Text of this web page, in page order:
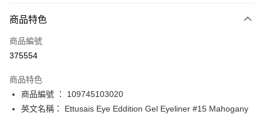
信用卡
Apple Pay
PayMe
WeChat Pay
商品特色
商品編號
375554
商品特色
商品編號 ： 109745103020
英文名稱： Ettusais Eye Eddition Gel Eyeliner #15 Mahogany